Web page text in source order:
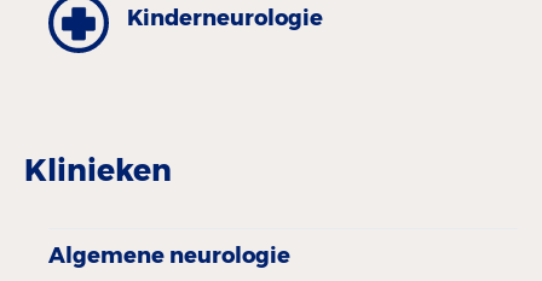
Kinderneurologie
Klinieken
Algemene neurologie